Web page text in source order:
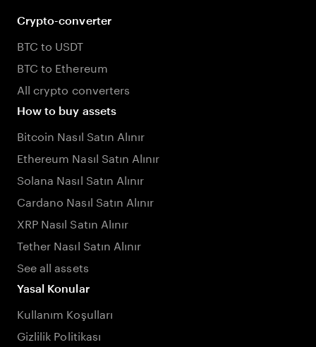
Crypto-converter
BTC to USDT
BTC to Ethereum
All crypto converters
How to buy assets
Bitcoin Nasıl Satın Alınır
Ethereum Nasıl Satın Alınır
Solana Nasıl Satın Alınır
Cardano Nasıl Satın Alınır
XRP Nasıl Satın Alınır
Tether Nasıl Satın Alınır
See all assets
Yasal Konular
Kullanım Koşulları
Gizlilik Politikası